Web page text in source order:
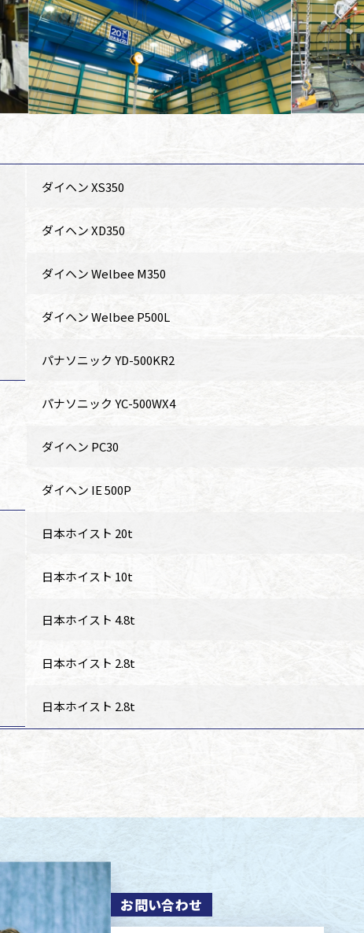
ダイヘン XS350
ダイヘン XD350
ダイヘン Welbee M350
ダイヘン Welbee P500L
パナソニック YD-500KR2
パナソニック YC-500WX4
ダイヘン PC30
ダイヘン IE 500P
日本ホイスト 20t
日本ホイスト 10t
日本ホイスト 4.8t
日本ホイスト 2.8t
日本ホイスト 2.8t
お問い合わせ